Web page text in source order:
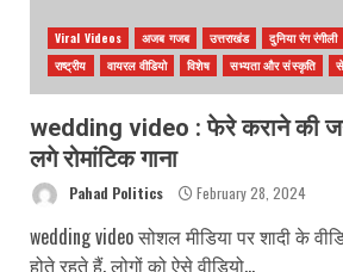
Viral Videos अजब गजब उत्तराखंड दुनिया रंग रंगीली
राष्ट्रीय
वायरल वीडियो विशेष सभ्यता और संस्कृति
wedding video : फेरे कराने की
लगे रोमांटिक गाना
Pahad Politics February 28, 2024
wedding video सोशल मीडिया पर शादी के
होते रहते हैं. लोगों को ऐसे वीडियो...